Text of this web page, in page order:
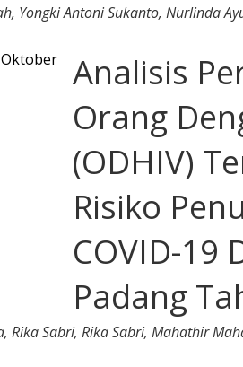
Yongki Antoni Sukanto, Nurlinda
Oktober
Analisis
Orang
(ODHIV)
Risiko
COVID-19
Padang
Rika Sabri, Rika Sabri, Mahathir